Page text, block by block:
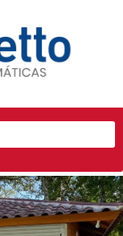
Automática